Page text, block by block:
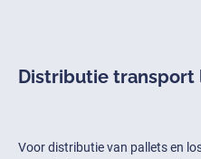
Distributie transport
Voor distributie van pallets en